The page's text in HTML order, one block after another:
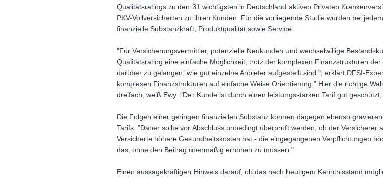
Qualitätsratings zu den 31 wichtigsten in Deutschland aktiven Privaten
PKV-Vollversicherten zu ihren Kunden. Für die vorliegende Studie wurden bei
finanzielle Substanzkraft, Produktqualität sowie Service.
"Für Versicherungsvermittler, potenzielle Neukunden und wechselwillige
Qualitätsrating eine einfache Möglichkeit, trotz der komplexen Finanzstrukturen
darüber zu gelangen, wie gut einzelne Anbieter aufgestellt sind.", erklärt DFSI-
komplexen Finanzstrukturen auf einfache Weise Orientierung." Hier die richtige
dreifach, weiß Ewy: "Der Kunde ist durch einen leistungsstarken Tarif gut
Die Folgen einer geringen finanziellen Substanz können dagegen ebenso
Tarifs. "Daher sollte vor Abschluss unbedingt überprüft werden, ob der
Versicherte höhere Gesundheitskosten hat - die eingegangenen Verpflichtungen
das, ohne den Beitrag übermäßig erhöhen zu müssen."
Einen aussagekräftigen Hinweis darauf, ob das nach heutigem Kenntnisstand